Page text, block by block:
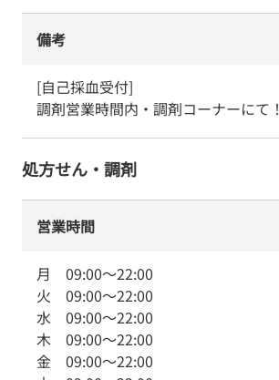
備考
[自己採血受付]
調剤営業時間内・調剤コーナーにて！
処方せん・調剤
営業時間
月 09:00～22:00
火 09:00～22:00
水 09:00～22:00
木 09:00～22:00
金 09:00～22:00